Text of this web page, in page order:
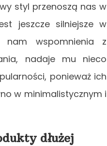
styl przenoszą nas w
jeszcze silniejsze w
nam wspomnienia z
nadaje mu nieco
ponieważ ich
w minimalistycznym i
dłużej